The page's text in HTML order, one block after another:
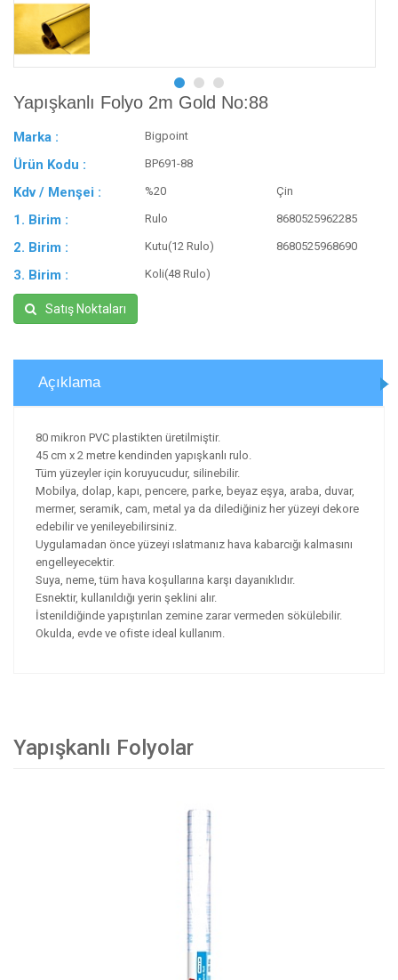
Yapışkanlı Folyo 2m Gold No:88
Marka : Bigpoint
Ürün Kodu : BP691-88
Kdv / Menşei : %20 Çin
1. Birim : Rulo 8680525962285
2. Birim : Kutu(12 Rulo) 8680525968690
3. Birim : Koli(48 Rulo)
Satış Noktaları
Açıklama
80 mikron PVC plastikten üretilmiştir.
45 cm x 2 metre kendinden yapışkanlı rulo.
Tüm yüzeyler için koruyucudur, silinebilir.
Mobilya, dolap, kapı, pencere, parke, beyaz eşya, araba, duvar,
mermer, seramik, cam, metal ya da dilediğiniz her yüzeyi dekore
edebilir ve yenileyebilirsiniz.
Uygulamadan önce yüzeyi ıslatmanız hava kabarcığı kalmasını
engelleyecektir.
Suya, neme, tüm hava koşullarına karşı dayanıklıdır.
Esnektir, kullanıldığı yerin şeklini alır.
İstenildiğinde yapıştırılan zemine zarar vermeden sökülebilir.
Okulda, evde ve ofiste ideal kullanım.
Yapışkanlı Folyolar